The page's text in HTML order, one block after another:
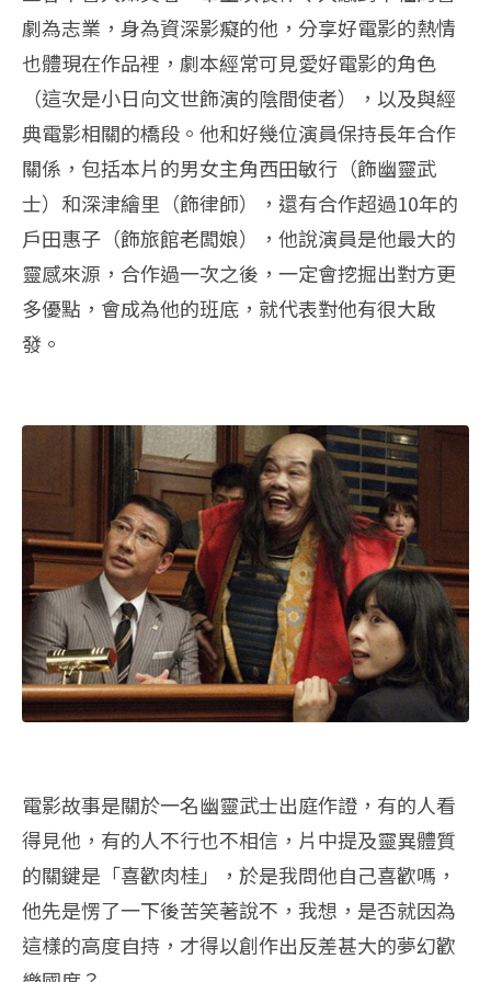
劇為志業，身為資深影癡的他，分享好電影的熱情
也體現在作品裡，劇本經常可見愛好電影的角色
（這次是小日向文世飾演的陰間使者），以及與經
典電影相關的橋段。他和好幾位演員保持長年合作
關係，包括本片的男女主角西田敏行（飾幽靈武
士）和深津繪里（飾律師），還有合作超過10年的
戶田惠子（飾旅館老闆娘），他說演員是他最大的
靈感來源，合作過一次之後，一定會挖掘出對方更
多優點，會成為他的班底，就代表對他有很大啟
發。
電影故事是關於一名幽靈武士出庭作證，有的人看
得見他，有的人不行也不相信，片中提及靈異體質
的關鍵是「喜歡肉桂」，於是我問他自己喜歡嗎，
他先是愣了一下後苦笑著說不，我想，是否就因為
這樣的高度自持，才得以創作出反差甚大的夢幻歡